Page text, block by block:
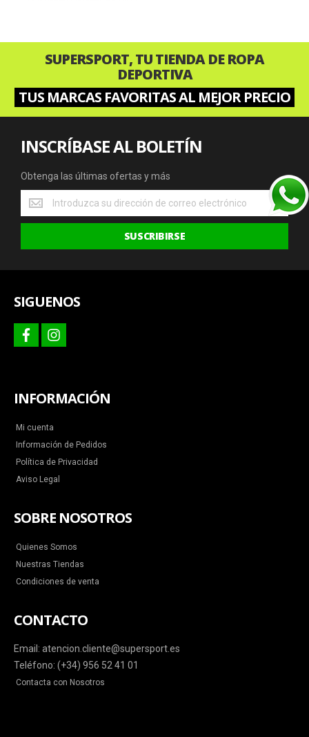
SUPERSPORT, TU TIENDA DE ROPA
DEPORTIVA
TUS MARCAS FAVORITAS AL MEJOR PRECIO
INSCRÍBASE AL BOLETÍN
Obtenga las últimas ofertas y más
Obtenga
las
últimas
y
SUSCRIBIRSE
SIGUENOS
facebookinstagram
INFORMACIÓN
Mi cuenta
Información de Pedidos
Política de Privacidad
Aviso Legal
SOBRE NOSOTROS
Quienes Somos
Nuestras Tiendas
Condiciones de venta
CONTACTO
Email: atencion.cliente@supersport.es
Teléfono: (+34) 956 52 41 01
Contacta con Nosotros